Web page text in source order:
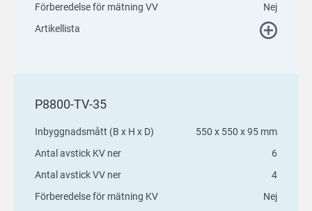
Förberedelse för mätning VV
Nej
Artikellista
P8800-TV-35
Inbyggnadsmått (B x H x D)
550 x 550 x 95 mm
Antal avstick KV ner
6
Antal avstick VV ner
4
Förberedelse för mätning KV
Nej